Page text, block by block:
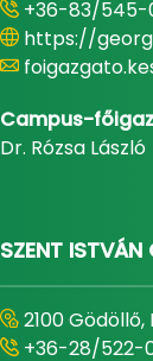
+36-83/545-
https://
Campus-
Dr. Rózsa László
SZENT
2100
+36-28/522-